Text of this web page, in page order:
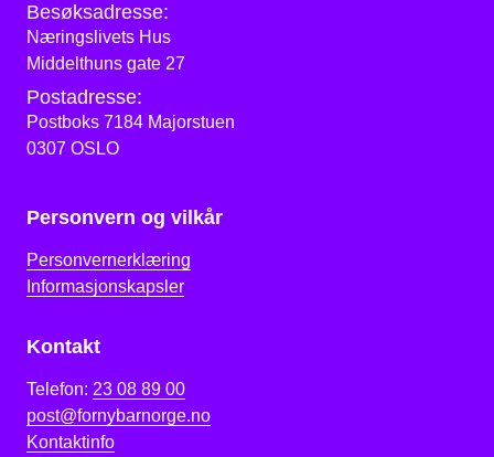
Besøksadresse:
Næringslivets Hus
Middelthuns gate 27
Postadresse:
Postboks 7184 Majorstuen
0307 OSLO
Personvern og vilkår
Personvernerklæring
Informasjonskapsler
Kontakt
Telefon: 23 08 89 00
post@fornybarnorge.no
Kontaktinfo